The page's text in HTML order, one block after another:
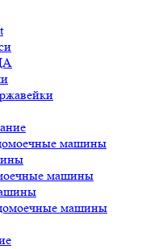
машины
машины
машины